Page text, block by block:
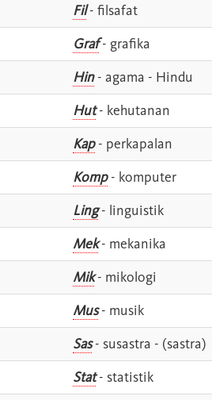
Fil- filsafat
Graf- grafika
Hin- agama - Hindu
Hut- kehutanan
Kap- perkapalan
Komp- komputer
Ling- linguistik
Mek- mekanika
Mik- mikologi
Mus- musik
Sas- susastra - (sastra)
Stat- statistik